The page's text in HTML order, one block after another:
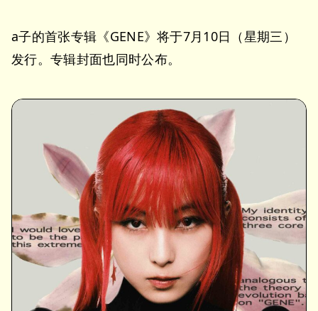
a子的首张专辑《GENE》将于7月10日（星期三）
发行。专辑封面也同时公布。